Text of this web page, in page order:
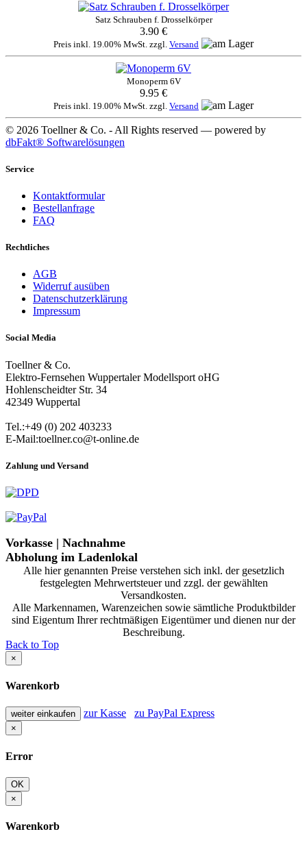
Satz Schrauben f. Drosselkörper
3.90 €
Preis inkl. 19.00% MwSt. zzgl. Versand
Monoperm 6V
9.95 €
Preis inkl. 19.00% MwSt. zzgl. Versand
© 2026 Toellner & Co. - All Rights reserved — powered by
dbFakt® Softwarelösungen
Service
Kontaktformular
Bestellanfrage
FAQ
Rechtliches
AGB
Widerruf ausüben
Datenschutzerklärung
Impressum
Social Media
Toellner & Co.
Elektro-Fernsehen Wuppertaler Modellsport oHG
Hohlenscheidter Str. 34
42349 Wuppertal
Tel.:+49 (0) 202 403233
E-Mail:toellner.co@t-online.de
Zahlung und Versand
Vorkasse | Nachnahme
Abholung im Ladenlokal
Alle hier genannten Preise verstehen sich inkl. der gesetzlich
festgelegten Mehrwertsteuer und zzgl. der gewählten
Versandkosten.
Alle Markennamen, Warenzeichen sowie sämtliche Produktbilder
sind Eigentum Ihrer rechtmäßigen Eigentümer und dienen nur der
Beschreibung.
Back to Top
×
Warenkorb
weiter einkaufen zur Kasse zu PayPal Express
×
Error
OK
×
Warenkorb